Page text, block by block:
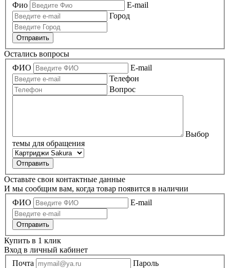
Фио
E-mail
Город
Отправить
Остались вопросы
ФИО
E-mail
Телефон
Вопрос
Выбор
темы для обращения
Оставьте свои контактные данные
И мы сообщим вам, когда товар появится в наличии
ФИО
E-mail
Купить в 1 клик
Вход в личный кабинет
Почта
Пароль